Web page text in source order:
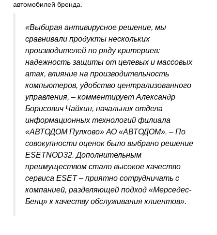
автомобилей бренда.
«Выбирая антивирусное решение, мы
сравнивали продукты нескольких
производителей по ряду критериев:
надежность защиты от целевых и массовых
атак, влияние на производительность
компьютеров, удобство централизованного
управления, – комментирует Александр
Борисович Чайкин, начальник отдела
информационных технологий филиала
«АВТОДОМ Пулково» АО «АВТОДОМ». – По
совокупности оценок было выбрано решение
ESETNOD32. Дополнительным
преимуществом стало высокое качество
сервиса ESET– приятно сотрудничать с
компанией, разделяющей подход «Мерседес-
Бенц» к качеству обслуживания клиентов».